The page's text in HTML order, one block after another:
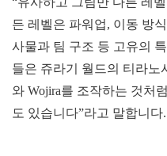
든 레벨은 파워업, 이동 방
사물과 팀 구조 등 고유의
들은 쥬라기 월드의 티라노
와 Wojira를 조작하는 것처
도 있습니다”라고 말합니다.